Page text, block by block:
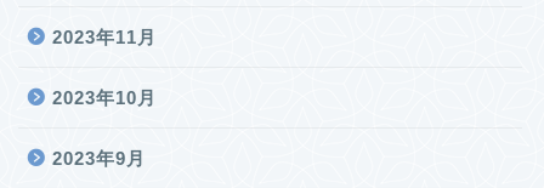
2023年11月
2023年10月
2023年9月